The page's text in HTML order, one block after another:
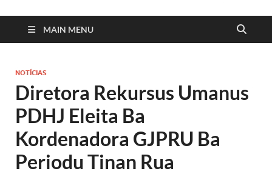
MAIN MENU
NOTÍCIAS
Diretora Rekursus Umanus
PDHJ Eleita Ba
Kordenadora GJPRU Ba
Periodu Tinan Rua